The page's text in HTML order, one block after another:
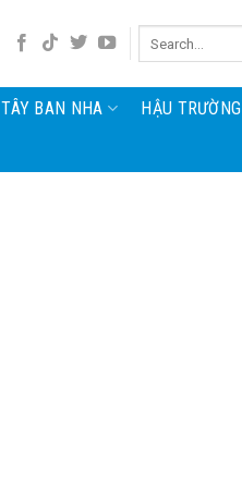
TÂY BAN NHA HẬU TRƯỜNG